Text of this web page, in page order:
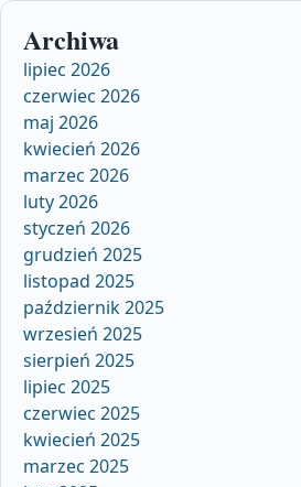
Archiwa
lipiec 2026
czerwiec 2026
maj 2026
kwiecień 2026
marzec 2026
luty 2026
styczeń 2026
grudzień 2025
listopad 2025
październik 2025
wrzesień 2025
sierpień 2025
lipiec 2025
czerwiec 2025
kwiecień 2025
marzec 2025